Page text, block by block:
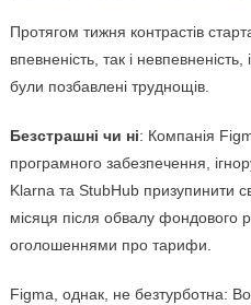
Протягом тижня контрастів
впевненість, так і
були позбавлені труднощів.
Безстрашні чи ні: Компанія
програмного забезпечення,
Klarna та StubHub призупинити
місяця після обвалу фондового
оголошеннями про тарифи.
Figma, однак, не безтурботна: